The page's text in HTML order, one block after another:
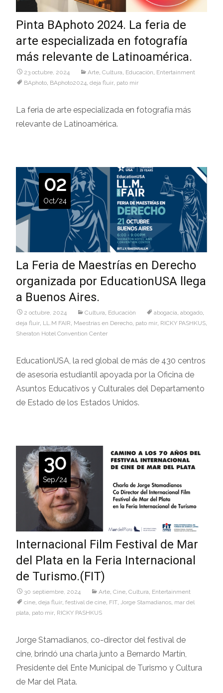
Pinta BAphoto 2024. La feria de
arte especializada en fotografía
más relevante de Latinoamérica.
23 octubre, 2024 Arte Cultura Educaciòn Entertainment
BAphoto BAphoto2024 deja fluir pato mir
La feria de arte especializada en fotografía más
relevante de Latinoamérica.
02
Oct/24
La Feria de Maestrías en Derecho
organizada por EducationUSA llega
a Buenos Aires.
2 octubre, 2024 Cultura, Educaciòn abogacía, abogado,
deja fluir, LL.M FAIR, Maestrías en Derecho, pato mir, RICKY PASHKUS,
Sheraton Hotel Convention Center
EducationUSA, la red global de más de 430 centros
de asesoría estudiantil apoyada por la Oficina de
Asuntos Educativos y Culturales del Departamento
de Estado de los Estados Unidos.
30
Sep/24
Internacional Film Festival de Mar
del Plata en la Feria Internacional
de Turismo.(FIT)
30 septiembre, 2024 Arte, Cine, Cultura, Entertainment
cine, deja fluir, festival de cine, FIT, Jorge Stamadianos, mar del
plata, pato mir, RICKY PASHKUS
Jorge Stamadianos, co-director del festival de
cine, brindó una charla junto a Bernardo Martín,
Presidente del Ente Municipal de Turismo y Cultura
de Mar del Plata.